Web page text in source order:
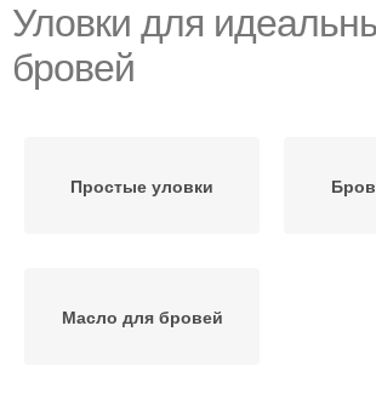
Уловки для
бровей
Простые уловки
Масло для бровей